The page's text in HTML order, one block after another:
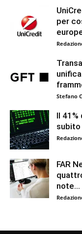
per
Stefano
Il
FAR
note...